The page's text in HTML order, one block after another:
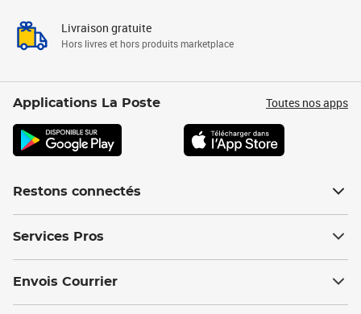
Livraison gratuite
Hors livres et hors produits marketplace
Applications La Poste Toutes nos apps
Restons connectés
Services Pros
Envois Courrier